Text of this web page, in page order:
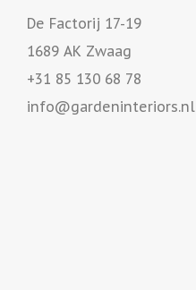
De Factorij 17-19
1689 AK Zwaag
+31 85 130 68 78
info@gardeninteriors.nl